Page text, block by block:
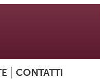
CONTATTI